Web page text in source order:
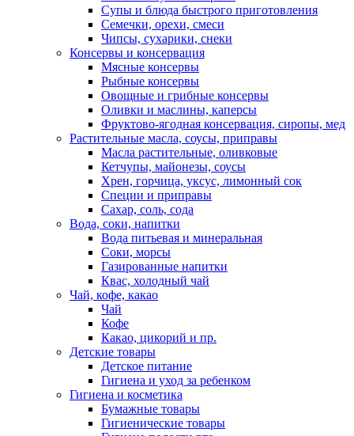
Супы и блюда быстрого приготовления
Семечки, орехи, смеси
Чипсы, сухарики, снеки
Консервы и консервация
Мясные консервы
Рыбные консервы
Овощные и грибные консервы
Оливки и маслины, каперсы
Фруктово-ягодная консервация, сиропы, мед
Растительные масла, соусы, приправы
Масла растительные, оливковые
Кетчупы, майонезы, соусы
Хрен, горчица, уксус, лимонный сок
Специи и приправы
Сахар, соль, сода
Вода, соки, напитки
Вода питьевая и минеральная
Соки, морсы
Газированные напитки
Квас, холодный чай
Чай, кофе, какао
Чай
Кофе
Какао, цикорий и пр.
Детские товары
Детское питание
Гигиена и уход за ребенком
Гигиена и косметика
Бумажные товары
Гигиенические товары